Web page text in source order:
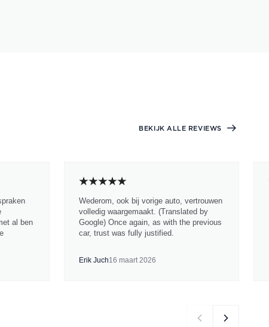
BEKIJK ALLE REVIEWS
al ben
Wederom, ook bij vorige auto, vertrouwen
volledig waargemaakt. (Translated by
Google) Once again, as with the previous
car, trust was fully justified.
Erik Juch16 maart 2026